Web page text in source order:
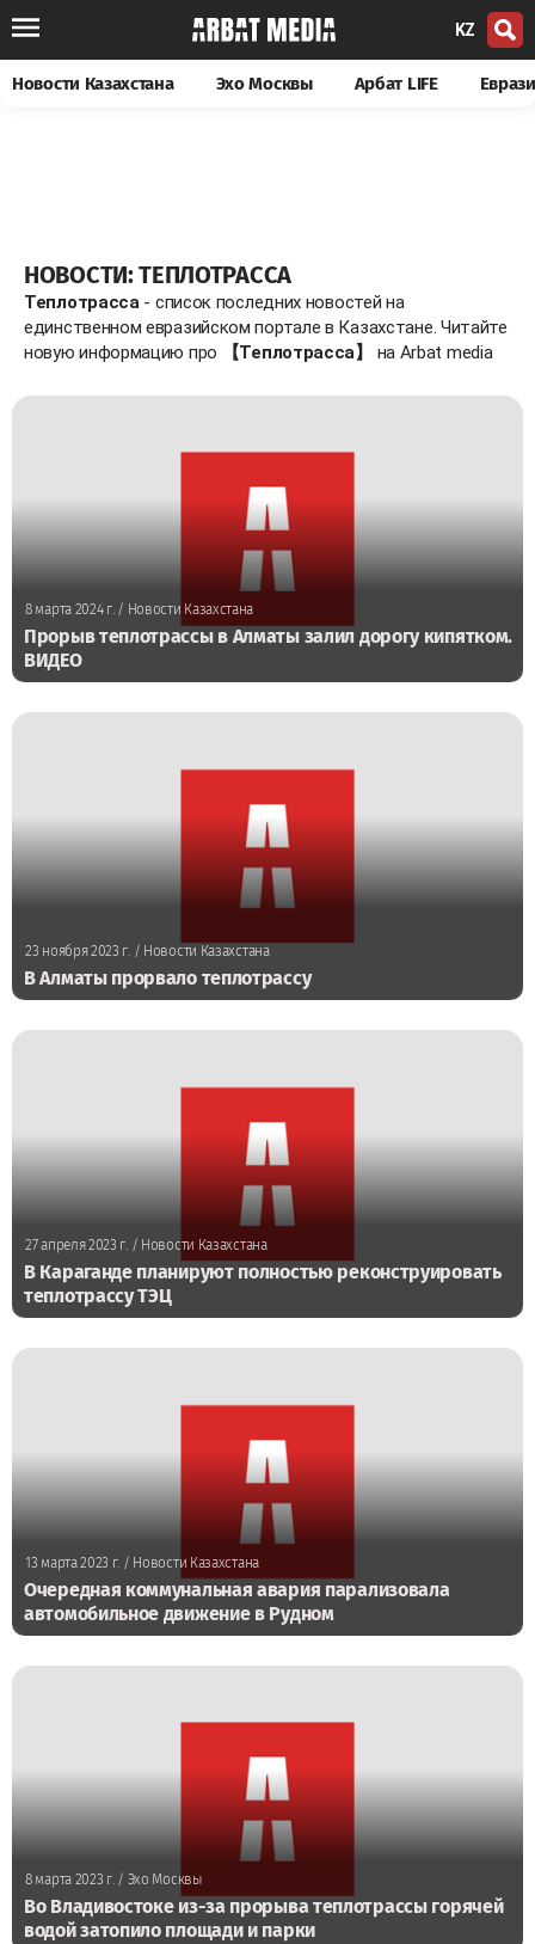
KZ
Новости Казахстана Эхо Москвы Арбат LIFE
НОВОСТИ: ТЕПЛОТРАССА
Теплотрасса - список последних новостей на
единственном евразийском портале в Казахстане. Читайте
новую информацию про
【Теплотрасса】 на Arbat media
8 марта 2024 г./ Новости Казахстана
Прорыв теплотрассы в Алматы залил дорогу кипятком.
ВИДЕО
23 ноября 2023 г./ Новости Казахстана
В Алматы прорвало теплотрассу
27 апреля 2023 г./ Новости Казахстана
В Караганде планируют полностью реконструировать
теплотрассу ТЭЦ
13 марта 2023 г. / Новости Казахстана
Очередная коммунальная авария парализовала
автомобильное движение в Рудном
8 марта 2023 г./ Эхо Москвы
Во Владивостоке из-за прорыва теплотрассы горячей
водой затопило площади и парки